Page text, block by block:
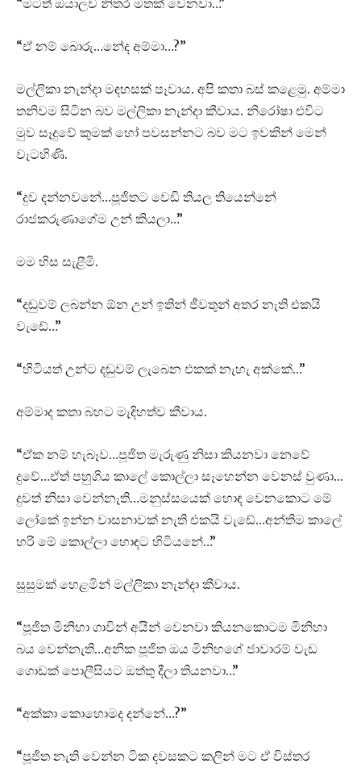
“ඒ නම් බොරු…නේද අම්මා…?”
මල්ලිකා නැන්දා මඳහසක් පෑවාය. අපි කතා බස් කළෙමු. අම්මා
තනිවම සිටින බව මල්ලිකා නැන්දා කීවාය. නිරෝෂා එවිට
මුව සෑදුවේ කුමක් හෝ පවසන්නට බව මට ඉවකින් මෙන්
වැටහිණි.
“දුව දන්නවනේ…පූජිතට වෙඩි තියල තියෙන්නේ
රාජකරුණාගේම උන් කියලා…”
මම හිස සැළීමි.
“දඬුවම් ලබන්න ඕන උන් ඉතින් ජීවතුන් අතර නැති එකයි
වැඩේ…”
“හිටියත් උන්ට දඬුවම් ලැබෙන එකක් නැහැ අක්කේ…”
අම්මාද කතා බහට මැදිහත්ව කීවාය.
“ඒක නම් හැබෑව…පූජිත මැරුණු නිසා කියනවා නෙවේ
දුවේ…ඒත් පහුගිය කාලේ කොල්ලා සෑහෙන්න වෙනස් වුණා…
දුවත් නිසා වෙන්නැති…මනුස්සයෙක් හොඳ වෙනකොට මේ
ලෝකේ ඉන්න වාසනාවක් නැති එකයි වැඩේ…අන්තිම කාලේ
හරි මේ කොල්ලා හොඳට හිටියනේ…”
සුසුමක් හෙළමින් මල්ලිකා නැන්දා කීවාය.
“පූජිත මිනිහා ගාවින් අයින් වෙනවා කියනකොටම මිනිහා
බය වෙන්නැති…අනික පූජිත ඔය මිනිහගේ ජාවාරම් වැඩ
ගොඩක් පොලීසියට ඔත්තු දීලා තියනවා…”
“අක්කා කොහොමද දන්නේ…?”
“පූජිත නැති වෙන්න ටික දවසකට කලින් මට ඒ විස්තර